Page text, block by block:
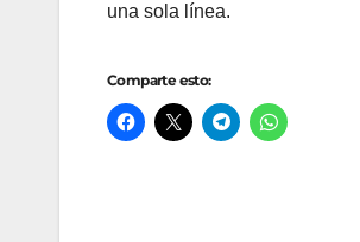
una sola línea.
Comparte esto: